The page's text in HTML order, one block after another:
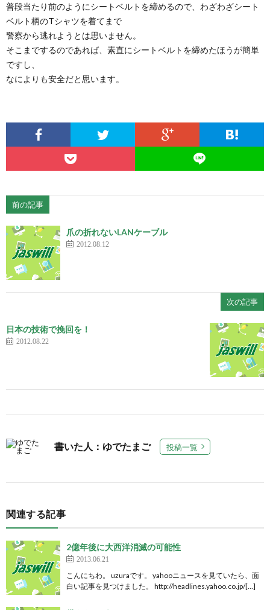
普段当たり前のようにシートベルトを締めるので、わざわざシート
ベルト柄のTシャツを着てまで
警察から逃れようとは思いません。
そこまでするのであれば、素直にシートベルトを締めたほうが簡単
ですし、
なによりも安全だと思います。
前の記事
爪の折れないLANケーブル
2012.08.12
次の記事
日本の技術で挽回を！
2012.08.22
書いた人：ゆでたまご 投稿一覧
関連する記事
2億年後に大西洋消滅の可能性
2013.06.21
こんにちわ。 uzuraです。 yahooニュースを見ていたら、面
白い記事を見つけました。 http://headlines.yahoo.co.jp/[…]